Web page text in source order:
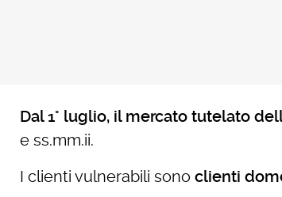
Dal 1° luglio, il mercato tutelato
e ss.mm.ii.
I clienti vulnerabili sono clienti